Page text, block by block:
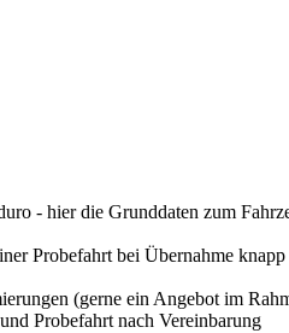
- hier die Grunddaten zum
Probefahrt bei Übernahme
(gerne ein Angebot im
Probefahrt nach Vereinbarung